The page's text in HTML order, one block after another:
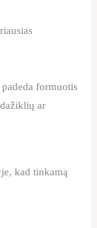
formuotis
ar
kad tinkamą